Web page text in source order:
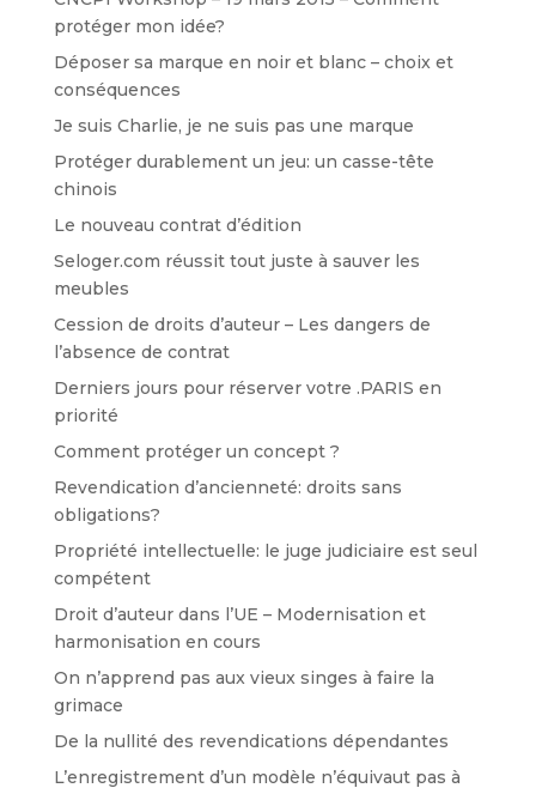
protéger mon idée?
Déposer sa marque en noir et blanc – choix et
conséquences
Je suis Charlie, je ne suis pas une marque
Protéger durablement un jeu: un casse-tête
chinois
Le nouveau contrat d’édition
Seloger.com réussit tout juste à sauver les
meubles
Cession de droits d’auteur – Les dangers de
l’absence de contrat
Derniers jours pour réserver votre .PARIS en
priorité
Comment protéger un concept ?
Revendication d’ancienneté: droits sans
obligations?
Propriété intellectuelle: le juge judiciaire est seul
compétent
Droit d’auteur dans l’UE – Modernisation et
harmonisation en cours
On n’apprend pas aux vieux singes à faire la
grimace
De la nullité des revendications dépendantes
L’enregistrement d’un modèle n’équivaut pas à